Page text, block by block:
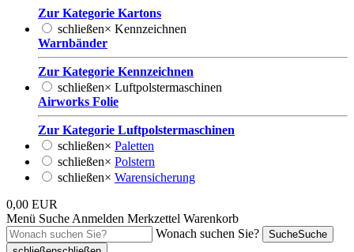
Zur Kategorie Kartons
schließen× Kennzeichnen
Warnbänder
Zur Kategorie Kennzeichnen
schließen× Luftpolstermaschinen
Airworks Folie
Zur Kategorie Luftpolstermaschinen
schließen× Paletten
schließen× Polstern
schließen× Warensicherung
0,00 EUR
Menü Suche Anmelden Merkzettel Warenkorb
Wonach suchen Sie?
SucheSuche